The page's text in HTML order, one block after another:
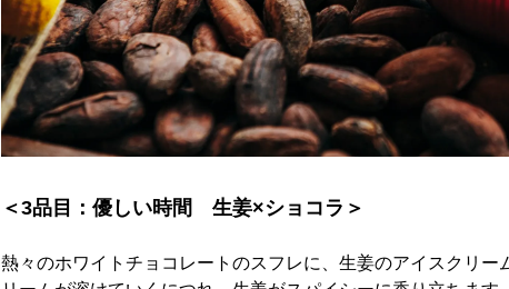
＜3品目：優しい時間 生姜×ショコラ＞
熱々のホワイトチョコレートのスフレに、生姜のアイスクリー